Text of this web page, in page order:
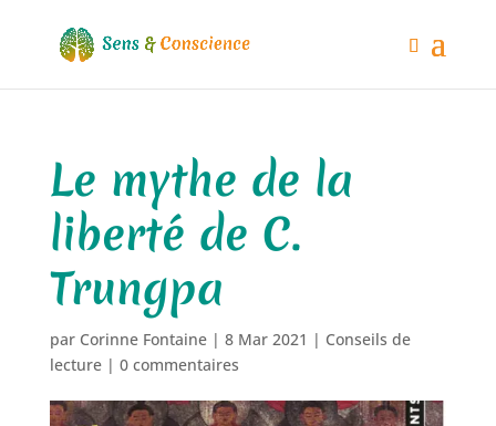
Le mythe de la
liberté de C.
Trungpa
par Corinne Fontaine| 8 Mar 2021 | Conseils de
lecture| 0 commentaires